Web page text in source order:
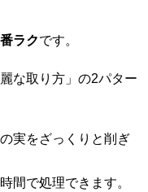
ラクです。
な取り方」の2パター
実をざっくりと削ぎ
間で処理できます。